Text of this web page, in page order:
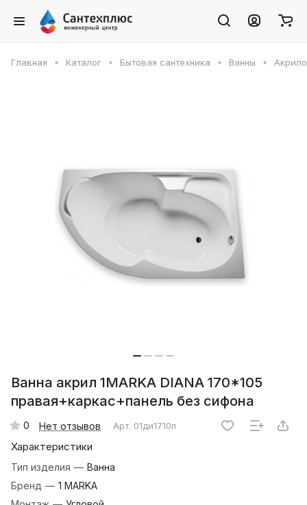
Главная Каталог Бытовая сантехника Ванны
Ванна акрил 1MARKA DIANA 170*105
правая+каркас+панель без сифона
0 Нет отзывов Арт. 01ди1710п
Характеристики
Тип изделия — Ванна
Бренд — 1 MARKA